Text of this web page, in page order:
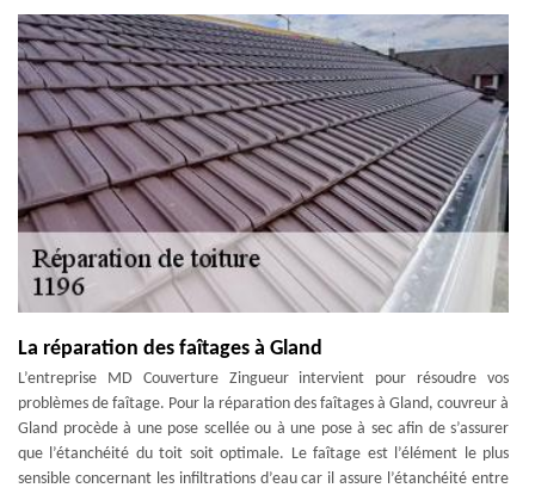
La réparation des faîtages à Gland
L’entreprise MD Couverture Zingueur intervient pour résoudre vos
problèmes de faîtage. Pour la réparation des faîtages à Gland, couvreur à
Gland procède à une pose scellée ou à une pose à sec afin de s’assurer
que l’étanchéité du toit soit optimale. Le faîtage est l’élément le plus
sensible concernant les infiltrations d’eau car il assure l’étanchéité entre